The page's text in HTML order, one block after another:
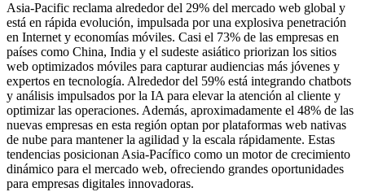
Asia-Pacific reclama alrededor del 29% del mercado web global y
está en rápida evolución, impulsada por una explosiva penetración
en Internet y economías móviles. Casi el 73% de las empresas en
países como China, India y el sudeste asiático priorizan los sitios
web optimizados móviles para capturar audiencias más jóvenes y
expertos en tecnología. Alrededor del 59% está integrando chatbots
y análisis impulsados ​​por la IA para elevar la atención al cliente y
optimizar las operaciones. Además, aproximadamente el 48% de las
nuevas empresas en esta región optan por plataformas web nativas
de nube para mantener la agilidad y la escala rápidamente. Estas
tendencias posicionan Asia-Pacífico como un motor de crecimiento
dinámico para el mercado web, ofreciendo grandes oportunidades
para empresas digitales innovadoras.